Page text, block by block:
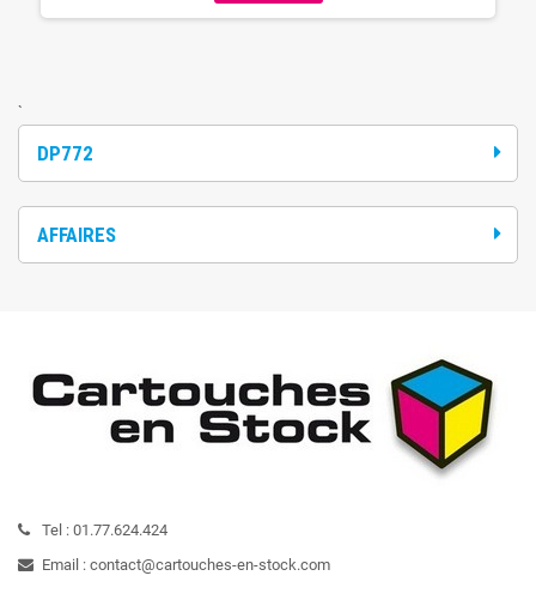
`
DP772
AFFAIRES
Tel : 01.77.624.424
Email : contact@cartouches-en-stock.com